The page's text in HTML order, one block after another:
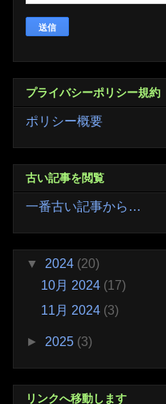
プライバシーポリシー規約
ポリシー概要
古い記事を閲覧
一番古い記事から…
▼ 2024 (20)
10月 2024 (17)
11月 2024 (3)
► 2025 (3)
リンクへ移動します